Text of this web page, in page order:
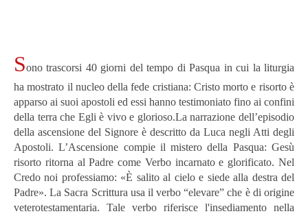
Sono trascorsi 40 giorni del tempo di Pasqua in cui la liturgia
ha mostrato il nucleo della fede cristiana: Cristo morto e risorto è
apparso ai suoi apostoli ed essi hanno testimoniato fino ai confini
della terra che Egli è vivo e glorioso.La narrazione dell’episodio
della ascensione del Signore è descritto da Luca negli Atti degli
Apostoli. L’Ascensione compie il mistero della Pasqua: Gesù
risorto ritorna al Padre come Verbo incarnato e glorificato. Nel
Credo noi professiamo: «È salito al cielo e siede alla destra del
Padre». La Sacra Scrittura usa il verbo “elevare” che è di origine
veterotestamentaria. Tale verbo riferisce l'insediamento nella